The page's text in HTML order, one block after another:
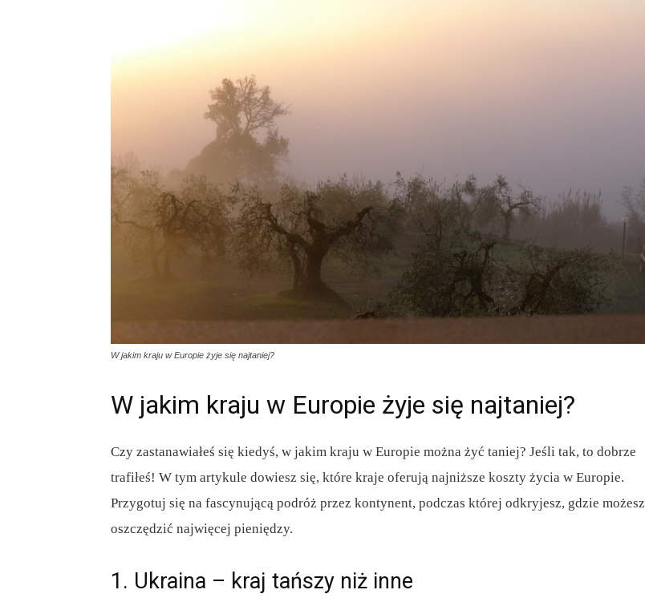
W jakim kraju w Europie żyje się najtaniej?
W jakim kraju w Europie żyje się najtaniej?
Czy zastanawiałeś się kiedyś, w jakim kraju w Europie można żyć taniej? Jeśli tak, to dobrze
trafiłeś! W tym artykule dowiesz się, które kraje oferują najniższe koszty życia w Europie.
Przygotuj się na fascynującą podróż przez kontynent, podczas której odkryjesz, gdzie możesz
oszczędzić najwięcej pieniędzy.
1. Ukraina – kraj tańszy niż inne